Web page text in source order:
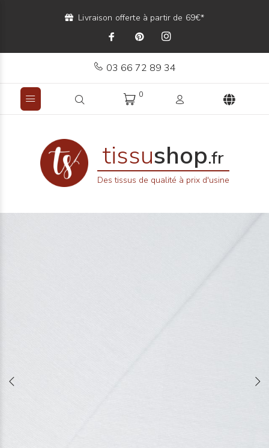
Livraison offerte à partir de 69€*
03 66 72 89 34
0
tissushop.fr
Des tissus de qualité à prix d'usine